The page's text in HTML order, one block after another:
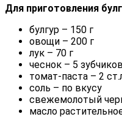
Для приготовления
булгур – 150 г
овощи – 200 г
лук – 70 г
чеснок – 5 зубчиков
томат-паста – 2
соль – по вкусу
свежемолотый
масло